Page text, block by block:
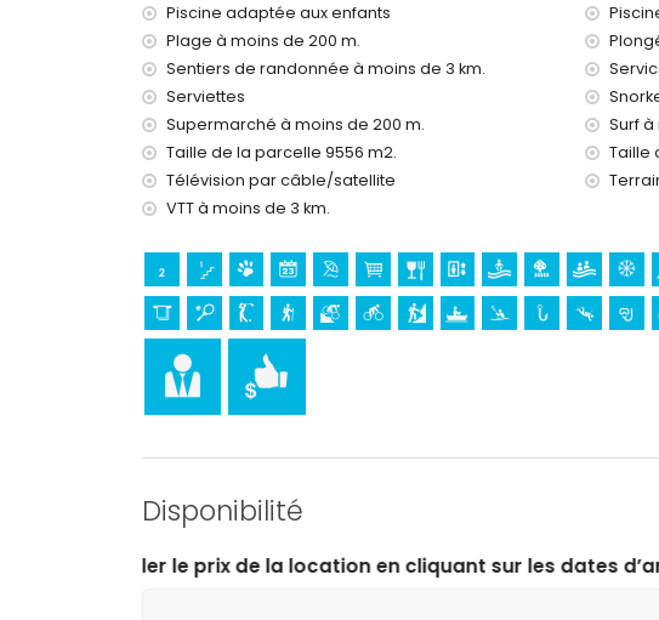
Sites et culture à Jávea, Costa Blanca
Église (Virgen del Loreto) (à moins de 1000 mètres de
Musée (Histórico de Jávea), ruine (Molinos de Viento, Jávea),
bâtiment architectural (Histórico de Jávea), lieu historique
kilomètres de l'hébergement)
Château (Portal de la Vila et Denia) (à moins de 25
Sports
Tennis, golf (La Sella Golf, Denia), randonnée, VTT et
Équitation (à moins de 10 kilomètres de l'appartement)
Piscine adaptée aux enfants
Plage à moins de 200 m.
Sentiers de randonnée à moins de 3 km.
Serviettes
Supermarché à moins de 200 m.
Surf
Taille de la parcelle 9556 m2.
Taille
Télévision par câble/satellite
VTT à moins de 3 km.
Disponibilité
de la location en cliquant sur les dates d’arrivée et de départ